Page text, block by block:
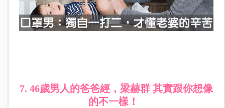
7. 46歲男人的爸爸經，梁赫群 其實跟你想像
的不一樣！